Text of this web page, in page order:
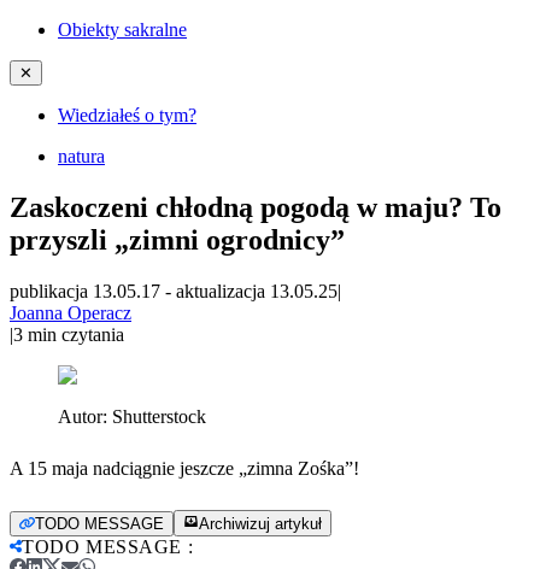
Obiekty sakralne
✕
Wiedziałeś o tym?
natura
Zaskoczeni chłodną pogodą w maju? To
przyszli „zimni ogrodnicy”
publikacja 13.05.17 - aktualizacja 13.05.25|
Joanna Operacz
|3 min czytania
Autor: Shutterstock
A 15 maja nadciągnie jeszcze „zimna Zośka”!
TODO MESSAGE Archiwizuj artykuł
TODO MESSAGE :